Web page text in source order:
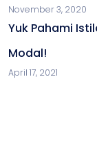
November 3, 2020
Yuk Pahami
Modal!
April 17, 2021